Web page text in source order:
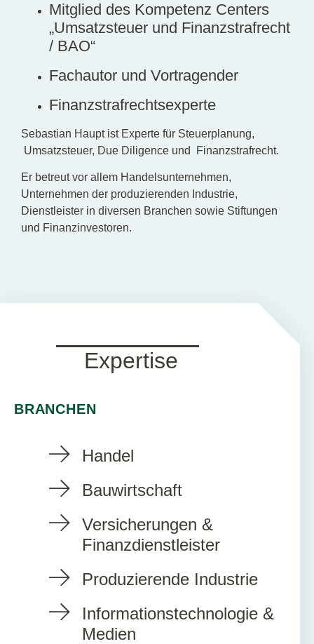
Mitglied des Kompetenz Centers
„Umsatzsteuer und Finanzstrafrecht
/ BAO“
Fachautor und Vortragender
Finanzstrafrechtsexperte
Sebastian Haupt ist Experte für Steuerplanung,
Umsatzsteuer, Due Diligence und Finanzstrafrecht.
Er betreut vor allem Handelsunternehmen,
Unternehmen der produzierenden Industrie,
Dienstleister in diversen Branchen sowie Stiftungen
und Finanzinvestoren.
Expertise
BRANCHEN
Handel
Bauwirtschaft
Versicherungen &
Finanzdienstleister
Produzierende Industrie
Informationstechnologie &
Medien